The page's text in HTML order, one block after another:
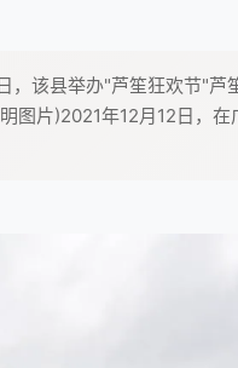
该县举办"芦笙狂欢节"
片)2021年12月12日，在